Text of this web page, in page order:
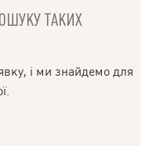
ТАКИХ
і ми знайдемо для